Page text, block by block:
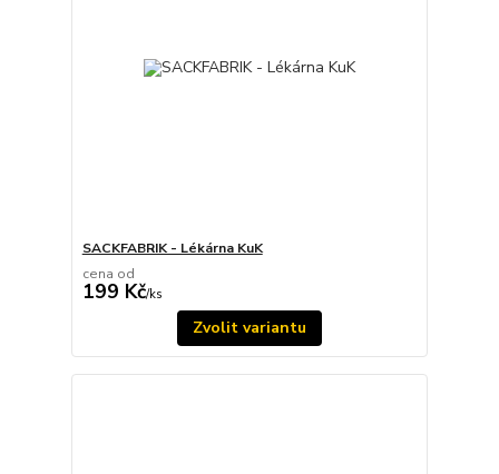
SACKFABRIK - Lékárna KuK
cena od
199 Kč/ks
Zvolit variantu